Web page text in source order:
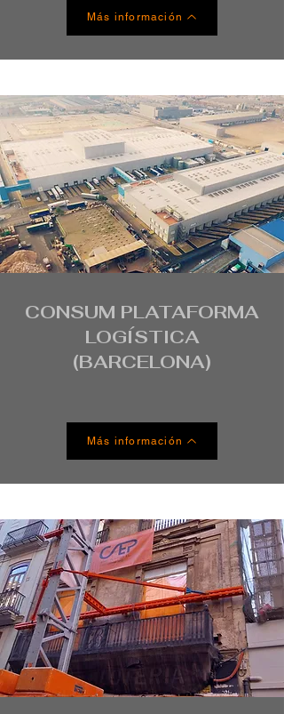
Más información
CONSUM PLATAFORMA
LOGÍSTICA
(BARCELONA)
Más información